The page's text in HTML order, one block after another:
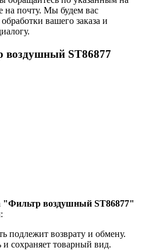
на почту. Мы будем вас
вашего заказа и
воздушный ST86877
"Фильтр воздушный ST86877"
подлежит возврату и обмену.
и сохраняет товарный вид.